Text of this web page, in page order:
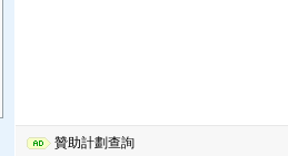
贊助計劃查詢